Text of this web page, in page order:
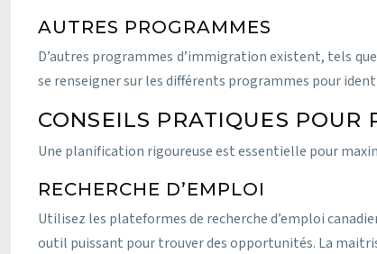
AUTRES PROGRAMMES
D’autres programmes d’immigration existent, tels
se renseigner sur les différents programmes pour
CONSEILS PRATIQUES
Une planification rigoureuse est essentielle pour
RECHERCHE D’EMPLOI
Utilisez les plateformes de recherche d’emploi
outil puissant pour trouver des opportunités. La